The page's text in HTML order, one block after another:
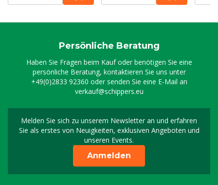
Persönliche Beratung
Haben Sie Fragen beim Kauf oder benötigen Sie eine
persönliche Beratung, kontaktieren Sie uns unter
+49(0)2833 92360 oder senden Sie eine E-Mail an
verkauf@schippers.eu
Melden Sie sich zu unserem Newsletter an und erfahren
Sie als erstes von Neuigkeiten, exklusiven Angeboten und
unseren Events.
Melden Sie sich für
Anmelden